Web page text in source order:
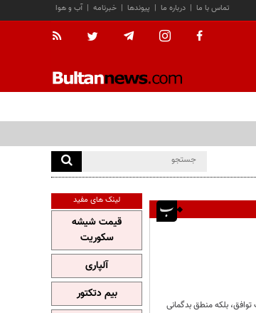
آب و هوا | خبرنامه | پیوندها | درباره ما | تماس با ما
بلکه منطق بدگمانی
لینک های مفید
قیمت شیشه
سکوریت
آلپاری
بیم دتکتور